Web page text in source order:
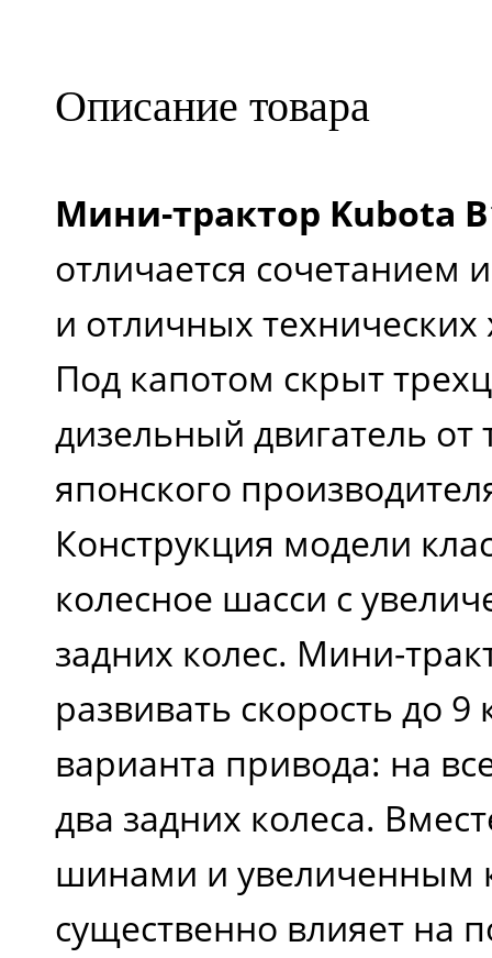
Коробка передач
Максимальная
скорость движения,
км/ч
Гидравлическая
система, расход
насоса, л/мин
Общая длина, мм
Общая ширина, мм
Описание товара
Мини-трактор Kubota
отличается сочетанием
и отличных технических
Под капотом скрыт
дизельный двигатель от
японского
Конструкция модели
колесное шасси с
задних колес. Мини-
развивать скорость до
варианта привода: на
два задних колеса.
шинами и увеличенным
существенно влияет на